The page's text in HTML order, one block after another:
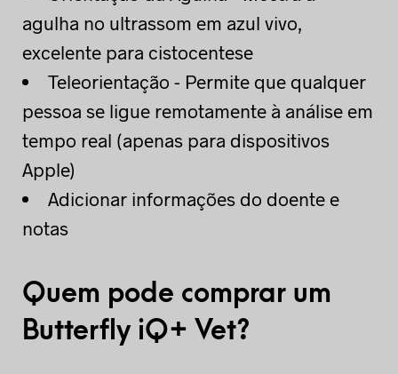
agulha no ultrassom em azul vivo,
excelente para cistocentese
Teleorientação - Permite que qualquer
pessoa se ligue remotamente à análise em
tempo real (apenas para dispositivos
Apple)
Adicionar informações do doente e
notas
Quem pode comprar um
Butterfly iQ+ Vet?